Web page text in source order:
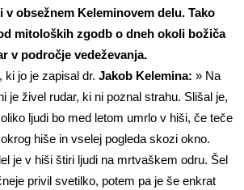
v obsežnem Keleminovem delu. Tako
mitoloških zgodb o dneh okoli božiča
v področje vedeževanja.
ki jo je zapisal dr. Jakob Kelemina: » Na
je živel rudar, ki ni poznal strahu. Slišal je,
ljudi bo med letom umrlo v hiši, če teče
hiše in vselej pogleda skozi okno.
je v hiši štiri ljudi na mrtvaškem odru. Šel
privil svetilko, potem pa je še enkrat